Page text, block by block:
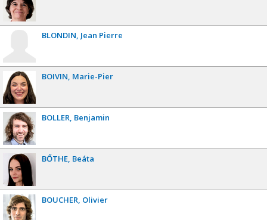
BLONDIN Jean Pierre
BOIVIN Marie-Pier
BOLLER Benjamin
BŐTHE Beáta
BOUCHER Olivier